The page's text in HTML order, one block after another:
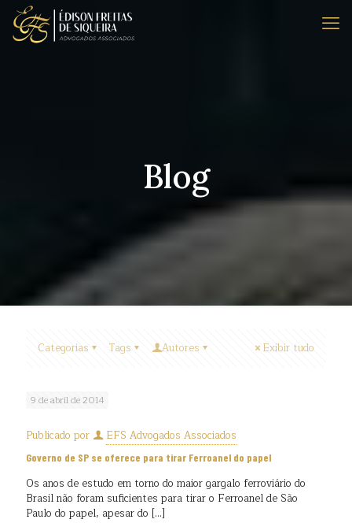
Blog
Categorias Tags Autores Exibir tudo
9 de abril de 2014
Publicado por EFS Advogados Associados
Governo de SP se oferece para tirar Ferroanel do papel
Os anos de estudo em torno do maior gargalo ferroviário do
Brasil não foram suficientes para tirar o Ferroanel de São
Paulo do papel, apesar do […]